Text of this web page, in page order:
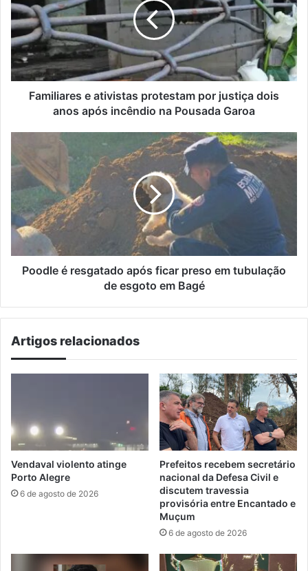
protestam
por
justiça
dois
anos
após
incêndio
Familiares e ativistas protestam por justiça dois
anos após incêndio na Pousada Garoa
resgatado
ficar
preso
em
tubulação
de
esgoto
Poodle é resgatado após ficar preso em tubulação
de esgoto em Bagé
Artigos relacionados
Vendaval violento atinge
Porto Alegre
6 de agosto de 2026
Prefeitos recebem secretário
nacional da Defesa Civil e
discutem travessia
provisória entre Encantado e
Muçum
6 de agosto de 2026